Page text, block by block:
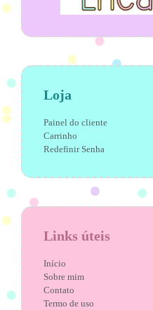
Loja
Painel do cliente
Carrinho
Redefinir Senha
Links úteis
Início
Sobre mim
Contato
Termo de uso